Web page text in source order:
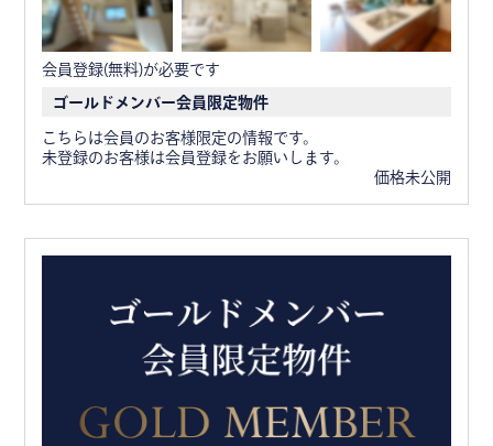
会員登録(無料)が必要です
ゴールドメンバー会員限定物件
こちらは会員のお客様限定の情報です。
未登録のお客様は会員登録をお願いします。
価格未公開